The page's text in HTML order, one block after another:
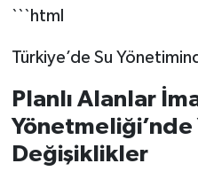
```html
Türkiye’de Su
Planlı Alanlar
Yönetmeliği’nde
Değişiklikler